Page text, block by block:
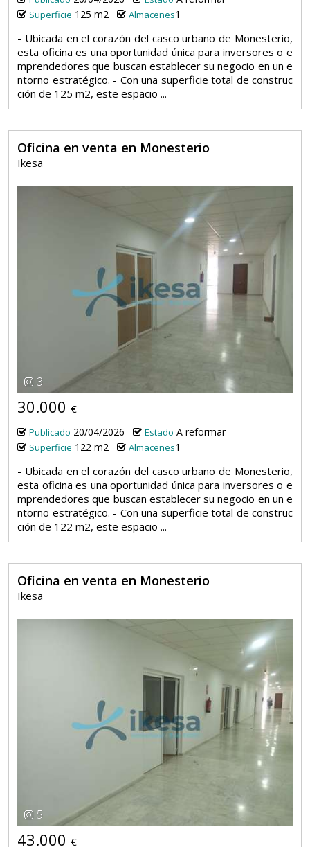
Superficie 125 m2 Almacenes1
- Ubicada en el corazón del casco urbano de Monesterio,
esta oficina es una oportunidad única para inversores o e
mprendedores que buscan establecer su negocio en un e
ntorno estratégico. - Con una superficie total de construc
ción de 125 m2, este espacio ...
Oficina en venta en Monesterio
Ikesa
3
30.000 €
Publicado 20/04/2026 Estado A reformar
Superficie 122 m2 Almacenes1
- Ubicada en el corazón del casco urbano de Monesterio,
esta oficina es una oportunidad única para inversores o e
mprendedores que buscan establecer su negocio en un e
ntorno estratégico. - Con una superficie total de construc
ción de 122 m2, este espacio ...
Oficina en venta en Monesterio
Ikesa
5
43.000 €